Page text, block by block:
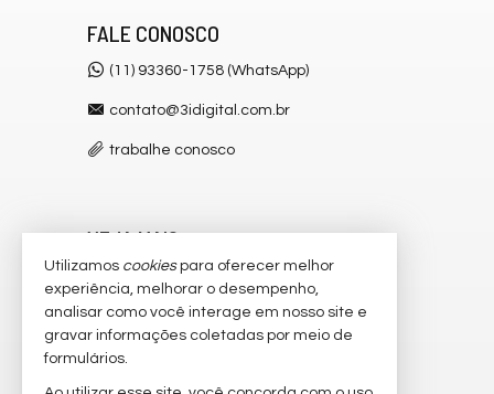
FALE CONOSCO
(11) 93360-1758 (WhatsApp)
contato@3idigital.com.br
trabalhe conosco
VEJA MAIS
receba nosso newsletter
cadastre seu imóvel
imóveis favoritos
Utilizamos cookiespara oferecer melhor
experiência, melhorar o desempenho,
analisar como você interage em nosso site e
gravar informações coletadas por meio de
formulários.